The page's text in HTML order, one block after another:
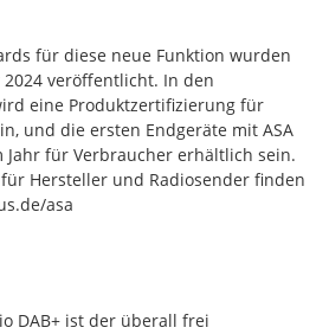
für diese neue Funktion wurden
2024 veröffentlicht. In den
eine Produktzertifizierung für
und die ersten Endgeräte mit ASA
für Verbraucher erhältlich sein.
Hersteller und Radiosender finden
asa
DAB+ ist der überall frei